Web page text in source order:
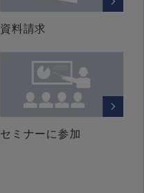
資料請求
セミナーに参加